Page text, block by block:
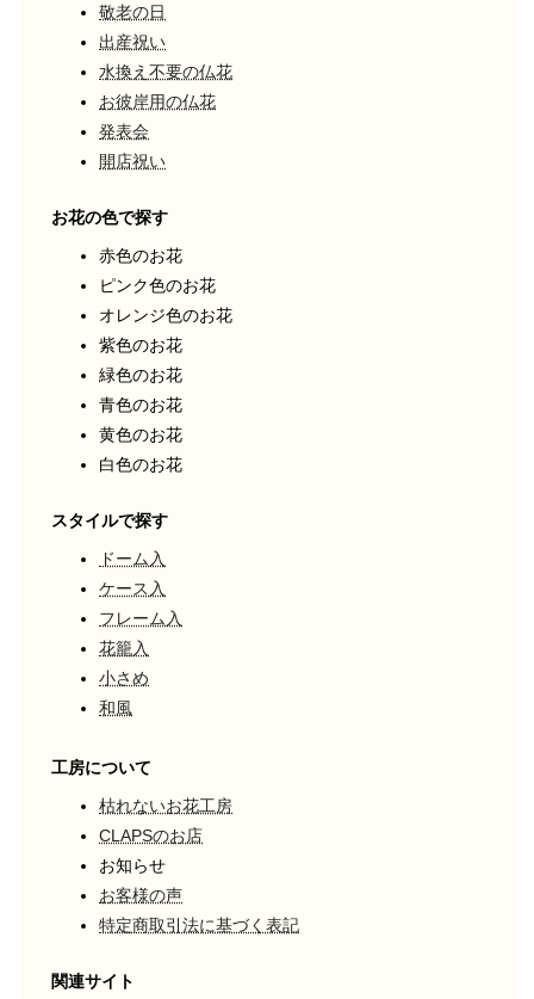
敬老の日
出産祝い
水換え不要の仏花
お彼岸用の仏花
発表会
開店祝い
お花の色で探す
赤色のお花
ピンク色のお花
オレンジ色のお花
紫色のお花
緑色のお花
青色のお花
黄色のお花
白色のお花
スタイルで探す
ドーム入
ケース入
フレーム入
花籠入
小さめ
和風
工房について
枯れないお花工房
CLAPSのお店
お知らせ
お客様の声
特定商取引法に基づく表記
関連サイト